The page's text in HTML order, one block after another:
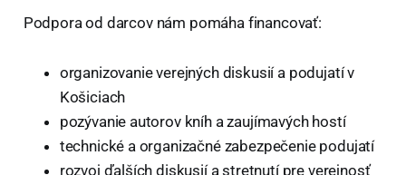
Podpora od darcov nám pomáha financovať:
organizovanie verejných diskusií a podujatí v
Košiciach
pozývanie autorov kníh a zaujímavých hostí
technické a organizačné zabezpečenie podujatí
rozvoj ďalších diskusií a stretnutí pre verejnosť